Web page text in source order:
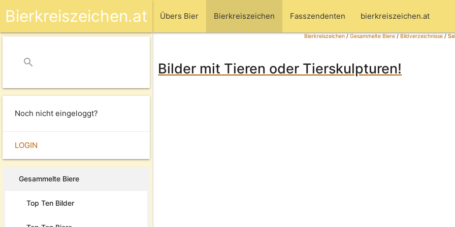
Übers Bier Bierkreiszeichen Fasszendenten bierkreiszeichen.at
Bierkreiszeichen.at
search
Noch nicht eingeloggt?
LOGIN
Gesammelte Biere
Top Ten Bilder
Bierkreiszeichen/Gesammelte Biere/Bildverzeichnisse/
Bilder mit Tieren oder Tierskulpturen!